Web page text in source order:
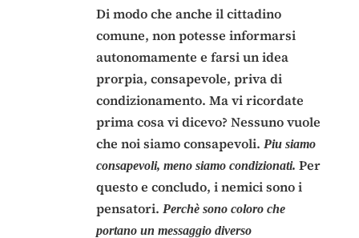
Di modo che anche il cittadino
comune, non potesse informarsi
autonomamente e farsi un idea
prorpia, consapevole, priva di
condizionamento. Ma vi ricordate
prima cosa vi dicevo? Nessuno vuole
che noi siamo consapevoli. Piu siamo
consapevoli, meno siamo condizionati. Per
questo e concludo, i nemici sono i
pensatori. Perchè sono coloro che
portano un messaggio diverso